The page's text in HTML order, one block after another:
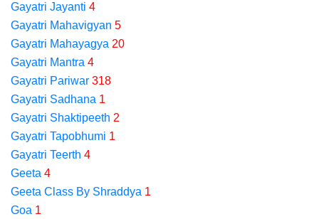
Gayatri Jayanti 4
Gayatri Mahavigyan 5
Gayatri Mahayagya 20
Gayatri Mantra 4
Gayatri Pariwar 318
Gayatri Sadhana 1
Gayatri Shaktipeeth 2
Gayatri Tapobhumi 1
Gayatri Teerth 4
Geeta 4
Geeta Class By Shraddya 1
Goa 1